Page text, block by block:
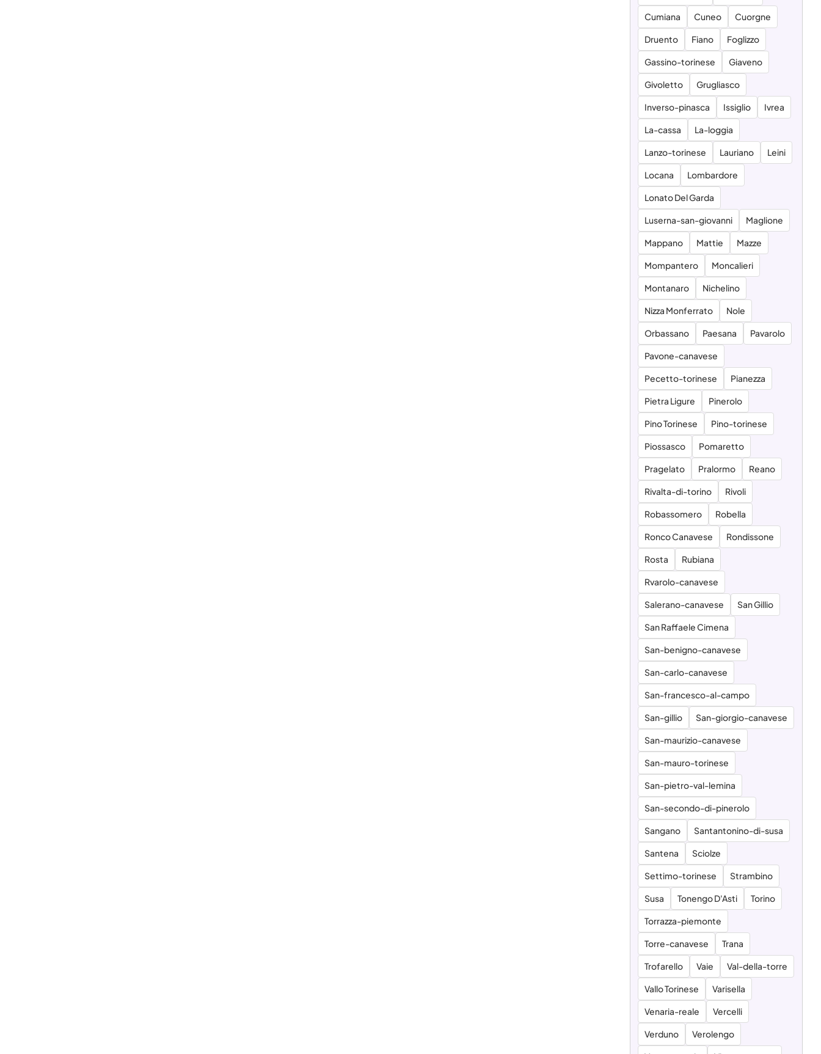
Cumiana Cuneo Cuorgne
Druento Fiano Foglizzo
Gassino-torinese Giaveno
Givoletto Grugliasco
Inverso-pinasca Issiglio Ivrea
La-cassa La-loggia
Lanzo-torinese Lauriano Leini
Locana Lombardore
Lonato Del Garda
Luserna-san-giovanni Maglione
Mappano Mattie Mazze
Mompantero Moncalieri
Montanaro Nichelino
Nizza Monferrato Nole
Orbassano Paesana Pavarolo
Pavone-canavese
Pecetto-torinese Pianezza
Pietra Ligure Pinerolo
Pino Torinese Pino-torinese
Piossasco Pomaretto
Pragelato Pralormo Reano
Rivalta-di-torino Rivoli
Robassomero Robella
Ronco Canavese Rondissone
Rosta Rubiana
Rvarolo-canavese
Salerano-canavese San Gillio
San Raffaele Cimena
San-benigno-canavese
San-carlo-canavese
San-francesco-al-campo
San-gillio San-giorgio-canavese
San-maurizio-canavese
San-mauro-torinese
San-pietro-val-lemina
San-secondo-di-pinerolo
Sangano Santantonino-di-susa
Santena Sciolze
Settimo-torinese Strambino
Susa Tonengo D'Asti Torino
Torrazza-piemonte
Torre-canavese Trana
Trofarello Vaie Val-della-torre
Vallo Torinese Varisella
Venaria-reale Vercelli
Verduno Verolengo